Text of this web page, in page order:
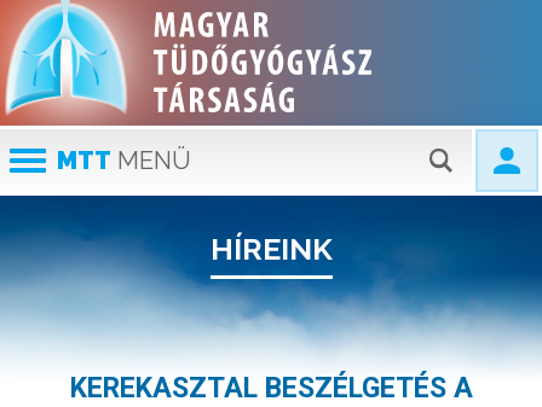
MTT MENÜ
HÍREINK
KEREKASZTAL BESZÉLGETÉS A